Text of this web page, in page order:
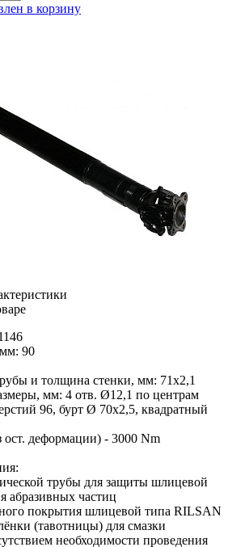
в корзину
90
и толщина стенки, мм: 71х2,1
мм: 4 отв. Ø12,1 по центрам
96, бурт Ø 70х2,5, квадратный
деформации) - 3000 Nm
трубы для защиты шлицевой
абразивных частиц
покрытия шлицевой типа RILSAN
(тавотницы) для смазки
необходимости проведения